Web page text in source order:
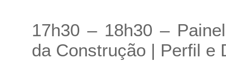
17h30 – 18h30 –
da Construção | Perfil e